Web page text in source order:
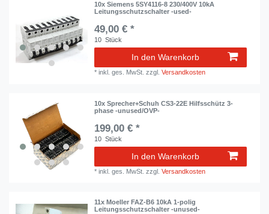
10x Siemens 5SY4116-8 230/400V 10kA
Leitungsschutzschalter -used-
49,00 € *
10 Stück
In den Warenkorb
*inkl. ges. MwSt. zzgl.Versandkosten
10x Sprecher+Schuh CS3-22E Hilfsschütz 3-
phase -unused/OVP-
199,00 € *
10 Stück
In den Warenkorb
*inkl. ges. MwSt. zzgl.Versandkosten
11x Moeller FAZ-B6 10kA 1-polig
Leitungsschutzschalter -unused-